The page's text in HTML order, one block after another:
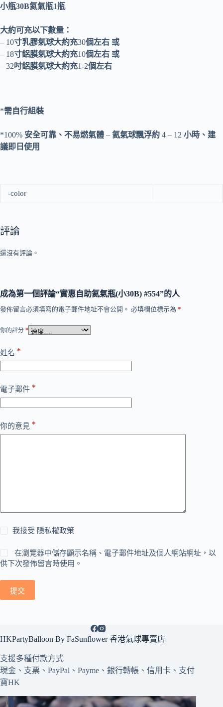
小瓶30B氦氣瓶1瓶
大約可充以下數量：
– 10寸乳膠氣球大約充30個左右 或
– 18寸鋁膜氣球大約充10個左右 或
– 32 吋鋁膜氣球大約充1-2個左右
*需自行組裝
*100% 安全可靠、不易燃氣體 – 氦氣球飄浮約 4 – 12 小時、建
議即日使用
-color
評論
還沒有評論。
成為第一個評論“實惠自助氦氣瓶(小30B) #554”的人
發佈留言必須填寫的電子郵件地址不會公開。 必填欄位標示為 *
你的評分 *
姓名 *
電子郵件 *
你的意見 *
我接受 隱私權政策
在瀏覽器中儲存顯示名稱、電子郵件地址及個人網站網址，以
供下次發佈留言時使用。
提交
HKPartyBalloon By FaSunflower 香港氣球專賣店
支援多種付款方式
現金、支票、PayPal、Payme、銀行轉帳、信用卡、支付
寶HK